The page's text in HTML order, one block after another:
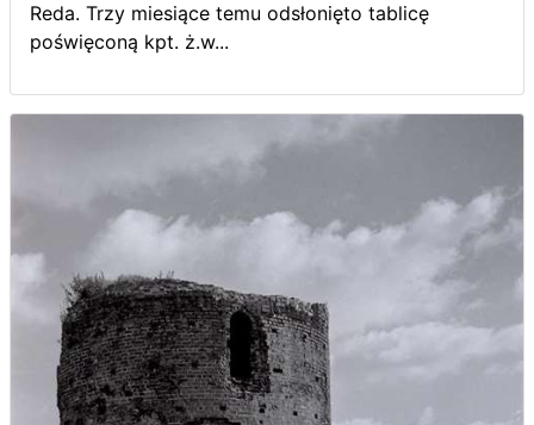
Reda. Trzy miesiące temu odsłonięto tablicę
poświęconą kpt. ż.w...